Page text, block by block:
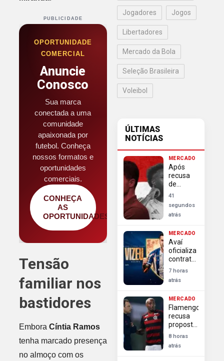
PUBLICIDADE
OPORTUNIDADE
COMERCIAL
Anuncie
Conosco
Sua marca
conectada a uma
comunidade
apaixonada por
futebol. Conheça
nossos formatos e
oportunidades
comerciais.
CONHEÇA
AS
OPORTUNIDADES
Tensão
familiar nos
bastidores
Embora Cíntia Ramos
tenha marcado presença
no almoço com os
Jogadores Jogos
Libertadores
Mercado da Bola
Seleção Brasileira
Voleibol
ÚLTIMAS
NOTÍCIAS
MERCADO
Após
recusa
de
Vinícius
Junior,
Arsenal
busca
para
reforçar
ataque
no
mercado
41
segundos
atrás
MERCADO
Avaí
oficializa
contratação
do
atacante
Felipe
para
disputa
da Série
B
7 horas
atrás
MERCADO
Flamengo
recusa
proposta
do
Granada
por
8 horas
atrás